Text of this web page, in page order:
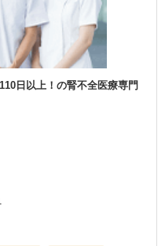
日以上！の腎不全医療専門